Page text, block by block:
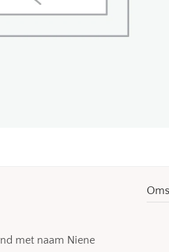
met naam Niene